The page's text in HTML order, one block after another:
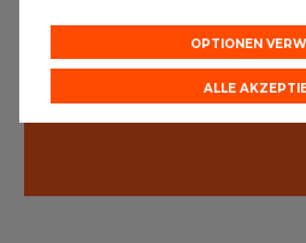
laufen, im
einmal im Jahr
OPTIONEN
ALLE